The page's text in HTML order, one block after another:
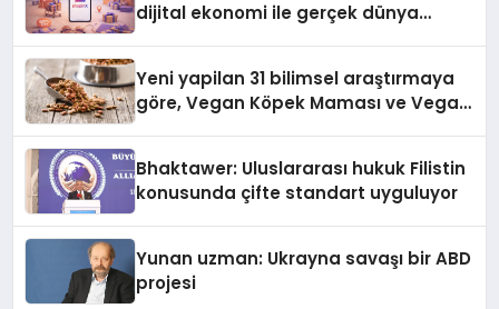
dijital ekonomi ile gerçek dünya
Yeni yapilan 31 bilimsel araştırmaya
göre, Vegan Köpek Maması ve Vegan
Bhaktawer: Uluslararası hukuk Filistin
konusunda çifte standart uyguluyor
Yunan uzman: Ukrayna savaşı bir ABD
projesi